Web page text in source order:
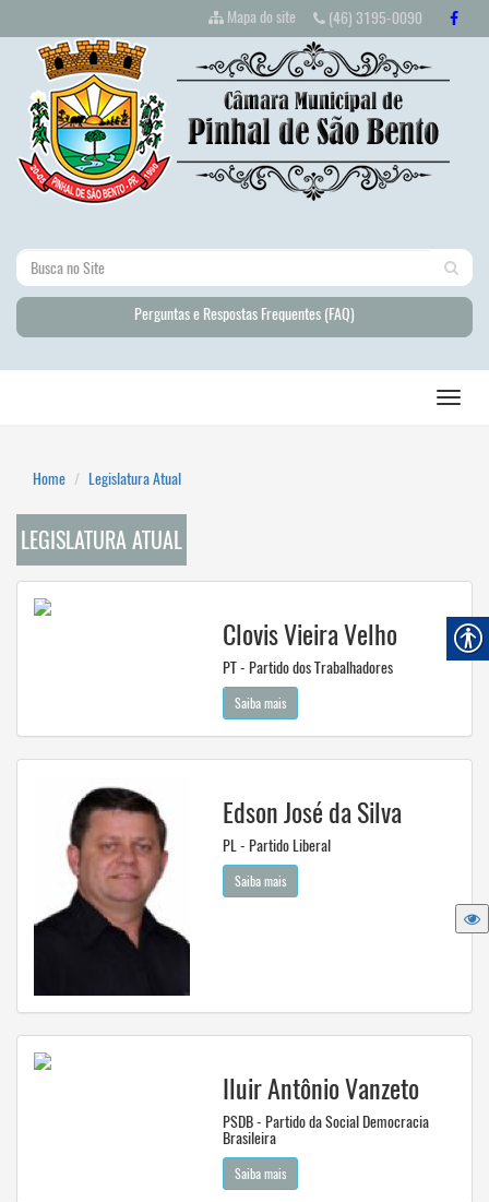
Mapa do site (46) 3195-0090
Perguntas e Respostas Frequentes (FAQ)
Home Legislatura Atual
LEGISLATURA ATUAL
Clovis Vieira Velho
PT - Partido dos Trabalhadores
Saiba mais
Edson José da Silva
PL - Partido Liberal
Saiba mais
Iluir Antônio Vanzeto
PSDB - Partido da Social Democracia
Brasileira
Saiba mais